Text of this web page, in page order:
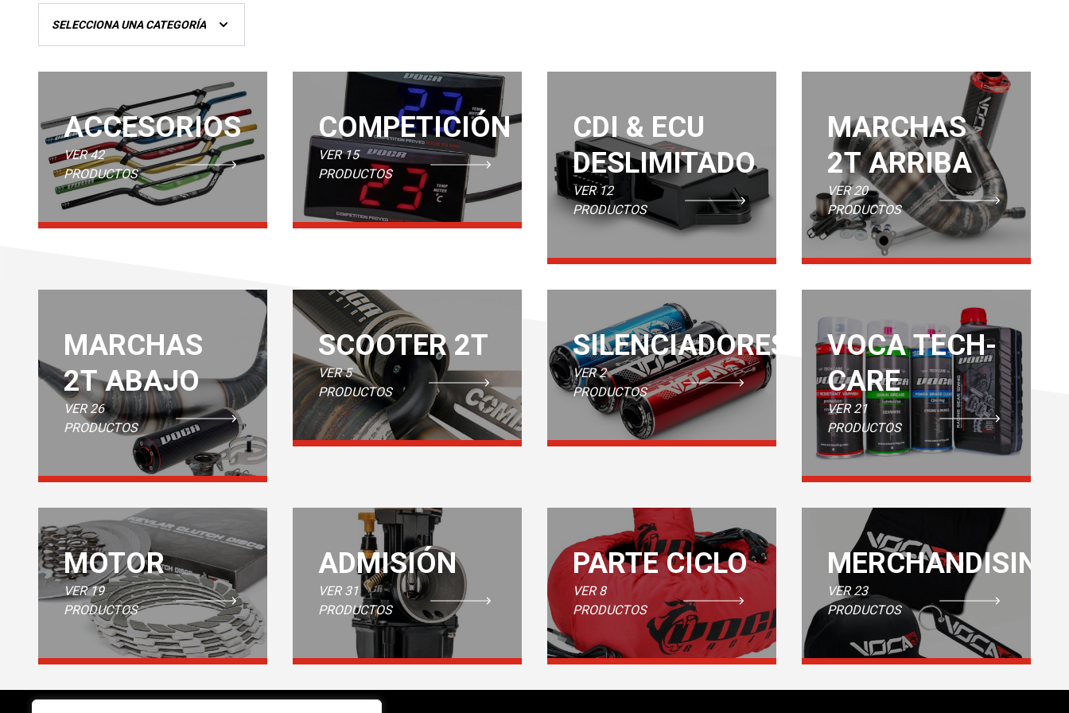
ACCESORIOS
VER 42
PRODUCTOS
COMPETICIÓN
VER 15
PRODUCTOS
CDI & ECU
DESLIMITADO
VER 12
PRODUCTOS
MARCHAS
2T ARRIBA
VER 20
PRODUCTOS
MARCHAS
2T ABAJO
VER 26
PRODUCTOS
SCOOTER 2T
VER 5
PRODUCTOS
SILENCIADORES
VER 2
PRODUCTOS
VOCA TECH-
CARE
VER 21
PRODUCTOS
MOTOR
VER 19
PRODUCTOS
ADMISIÓN
VER 31
PRODUCTOS
PARTE CICLO
VER 8
PRODUCTOS
MERCHANDISING
VER 23
PRODUCTOS